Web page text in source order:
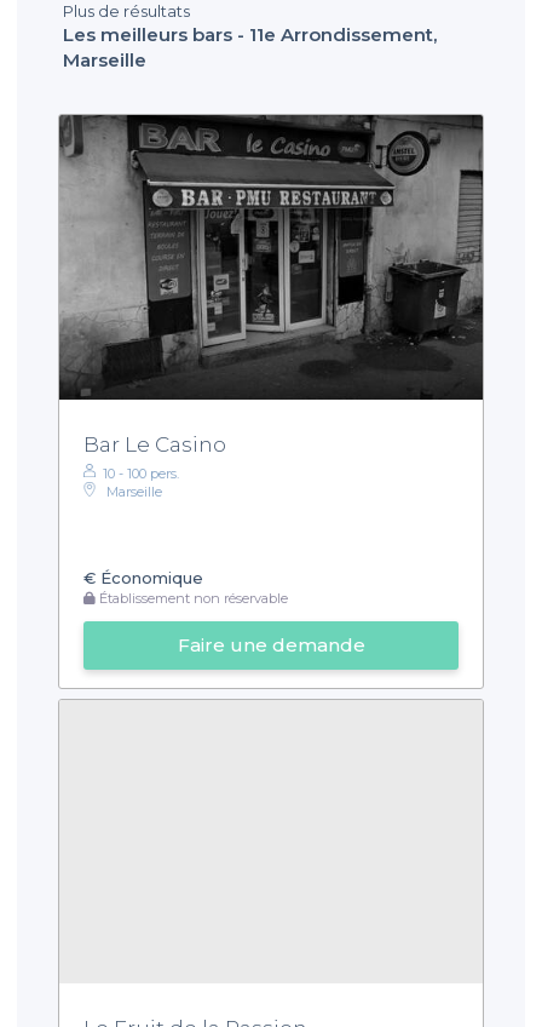
Plus de résultats
Les meilleurs bars - 11e Arrondissement,
Marseille
Bar Le Casino
10 - 100 pers.
Marseille
€ Économique
Établissement non réservable
Faire une demande